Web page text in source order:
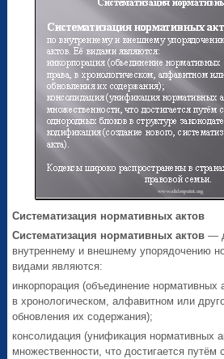
Систематизация нормативных актов
Систематизация нормативных актов—
внутреннему и внешнему упорядочению
видами являются:
инкорпорация (объединение нормативных
в хронологическом, алфавитном или
обновления их содержания);
консолидация (унификация нормативных
множественности, что достигается путём